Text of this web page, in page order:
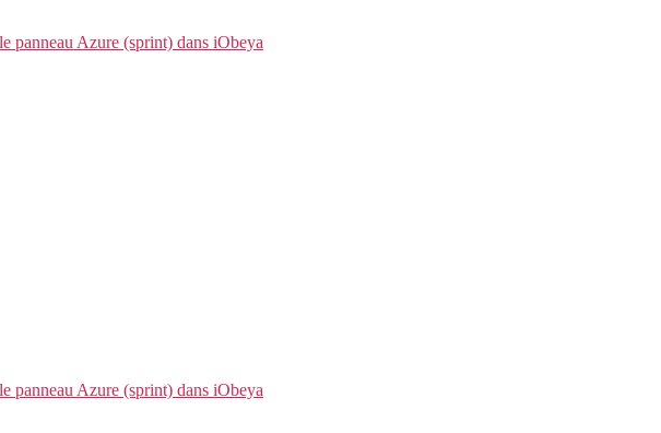
panneau Azure (sprint) dans iObeya
panneau Azure (sprint) dans iObeya